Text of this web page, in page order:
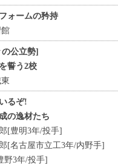
ォームの矜持
公立勢]
誓う2校
るぞ!
の逸材たち
[豊明3年/投手]
[名古屋市立工3年/内野手]
野3年/投手]